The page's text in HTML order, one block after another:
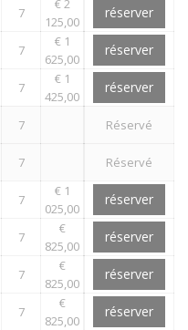
7
€ 2
125,00
réserver
7
€ 1
625,00
réserver
7
€ 1
425,00
réserver
7
Réservé
7
Réservé
7
€ 1
025,00
réserver
7
€
825,00
réserver
7
€
825,00
réserver
7
€
825,00
réserver